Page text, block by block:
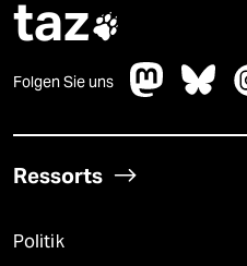
taz
Folgen Sie uns
Ressorts
Politik